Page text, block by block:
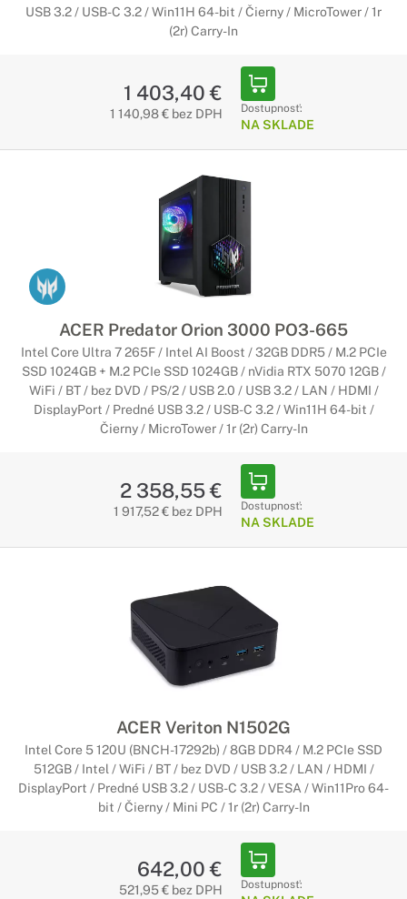
USB 3.2 / USB-C 3.2 / Win11H 64-bit / Čierny / MicroTower / 1r
(2r) Carry-In
1 403,40 €
1 140,98 € bez DPH Dostupnosť:
NA SKLADE
ACER Predator Orion 3000 PO3-665
Intel Core Ultra 7 265F / Intel AI Boost / 32GB DDR5 / M.2 PCIe
SSD 1024GB + M.2 PCIe SSD 1024GB / nVidia RTX 5070 12GB /
WiFi / BT / bez DVD / PS/2 / USB 2.0 / USB 3.2 / LAN / HDMI /
DisplayPort / Predné USB 3.2 / USB-C 3.2 / Win11H 64-bit /
Čierny / MicroTower / 1r (2r) Carry-In
2 358,55 €
1 917,52 € bez DPH Dostupnosť:
NA SKLADE
ACER Veriton N1502G
Intel Core 5 120U (BNCH-17292b) / 8GB DDR4 / M.2 PCIe SSD
512GB / Intel / WiFi / BT / bez DVD / USB 3.2 / LAN / HDMI /
DisplayPort / Predné USB 3.2 / USB-C 3.2 / VESA / Win11Pro 64-
bit / Čierny / Mini PC / 1r (2r) Carry-In
642,00 €
521,95 € bez DPH Dostupnosť: